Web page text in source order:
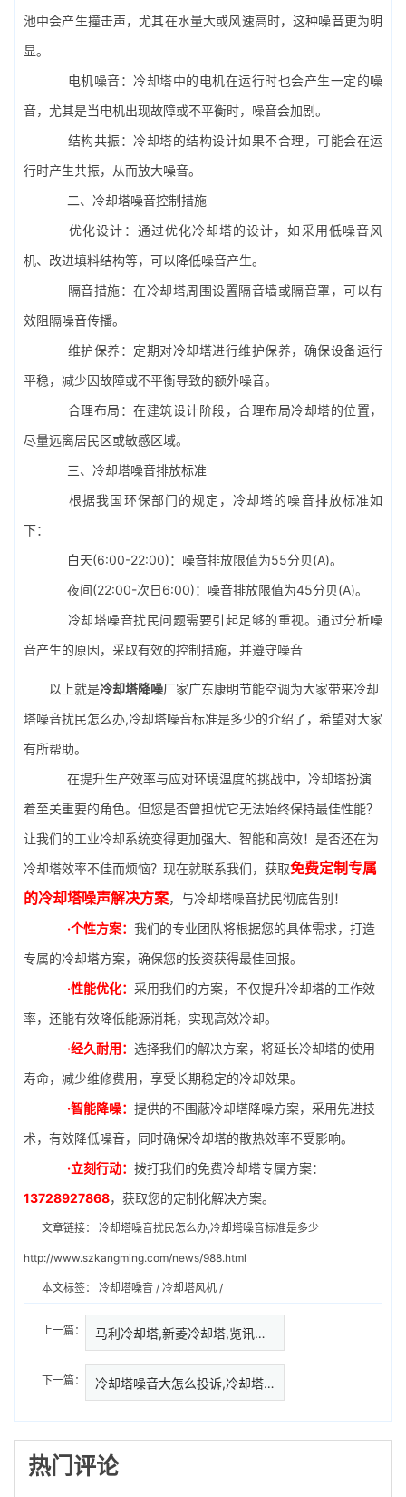
池中会产生撞击声，尤其在水量大或风速高时，这种噪音更为明
显。
电机噪音：冷却塔中的电机在运行时也会产生一定的噪
音，尤其是当电机出现故障或不平衡时，噪音会加剧。
结构共振：冷却塔的结构设计如果不合理，可能会在运
行时产生共振，从而放大噪音。
二、冷却塔噪音控制措施
优化设计：通过优化冷却塔的设计，如采用低噪音风
机、改进填料结构等，可以降低噪音产生。
隔音措施：在冷却塔周围设置隔音墙或隔音罩，可以有
效阻隔噪音传播。
维护保养：定期对冷却塔进行维护保养，确保设备运行
平稳，减少因故障或不平衡导致的额外噪音。
合理布局：在建筑设计阶段，合理布局冷却塔的位置，
尽量远离居民区或敏感区域。
三、冷却塔噪音排放标准
根据我国环保部门的规定，冷却塔的噪音排放标准如
下：
白天(6:00-22:00)：噪音排放限值为55分贝(A)。
夜间(22:00-次日6:00)：噪音排放限值为45分贝(A)。
冷却塔噪音扰民问题需要引起足够的重视。通过分析噪
音产生的原因，采取有效的控制措施，并遵守噪音
以上就是冷却塔降噪厂家广东康明节能空调为大家带来冷却
塔噪音扰民怎么办,冷却塔噪音标准是多少的介绍了，希望对大家
有所帮助。
在提升生产效率与应对环境温度的挑战中，冷却塔扮演
着至关重要的角色。但您是否曾担忧它无法始终保持最佳性能？
让我们的工业冷却系统变得更加强大、智能和高效！是否还在为
冷却塔效率不佳而烦恼？现在就联系我们，获取免费定制专属
的冷却塔噪声解决方案，与冷却塔噪音扰民彻底告别！
·个性方案： 我们的专业团队将根据您的具体需求，打造
专属的冷却塔方案，确保您的投资获得最佳回报。
·性能优化： 采用我们的方案，不仅提升冷却塔的工作效
率，还能有效降低能源消耗，实现高效冷却。
·经久耐用： 选择我们的解决方案，将延长冷却塔的使用
寿命，减少维修费用，享受长期稳定的冷却效果。
·智能降噪： 提供的不围蔽冷却塔降噪方案，采用先进技
术，有效降低噪音，同时确保冷却塔的散热效率不受影响。
·立刻行动： 拨打我们的免费冷却塔专属方案：
13728927868，获取您的定制化解决方案。
文章链接： 冷却塔噪音扰民怎么办,冷却塔噪音标准是多少
http://www.szkangming.com/news/988.html
本文标签： 冷却塔噪音 / 冷却塔风机 /
上一篇： 马利冷却塔,新菱冷却塔,览讯冷却…
下一篇： 冷却塔噪音大怎么投诉,冷却塔噪
热门评论